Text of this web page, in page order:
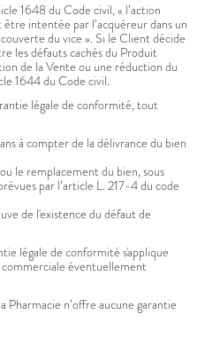
1648 du Code civil, « l’action
intentée par l’acquéreur dans un
du vice ». Si le Client décide
les défauts cachés du Produit
de la Vente ou une réduction du
1644 du Code civil.
légale de conformité, tout
à compter de la délivrance du bien
le remplacement du bien, sous
par l’article L. 217-4 du code
de l'existence du défaut de
légale de conformité s'applique
éventuellement
n’offre aucune garantie